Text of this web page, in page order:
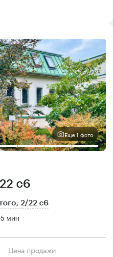
Еще 1 фото
с6
2/22 с6
5 мин
Цена продажи